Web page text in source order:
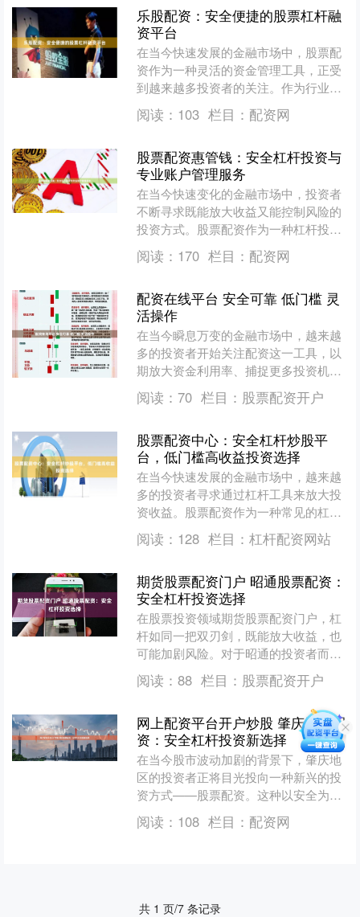
乐股配资：安全便捷的股票杠杆融
资平台
在当今快速发展的金融市场中，股票配
资作为一种灵活的资金管理工具，正受
到越来越多投资者的关注。作为行业内
的专业平台，乐股配资凭借其安全、便
捷的服务体系，致力于为投....
阅读： 103 栏目： 配资网
股票配资惠管钱：安全杠杆投资与
专业账户管理服务
在当今快速变化的金融市场中，投资者
不断寻求既能放大收益又能控制风险的
投资方式。股票配资作为一种杠杆投资
工具，近年来备受关注。而“惠管钱”平
台提供的安全杠杆投资与....
阅读： 170 栏目： 配资网
配资在线平台 安全可靠 低门槛 灵
活操作
在当今瞬息万变的金融市场中，越来越
多的投资者开始关注配资这一工具，以
期放大资金利用率、捕捉更多投资机
会。然而，面对市场上众多的配资在线
平台，如何选择一家安全可靠....
阅读： 70 栏目： 股票配资开户
股票配资中心：安全杠杆炒股平
台，低门槛高收益投资选择
在当今快速发展的金融市场中，越来越
多的投资者寻求通过杠杆工具来放大投
资收益。股票配资作为一种常见的杠杆
投资方式，为投资者提供了以较小本金
获取更大交易规模的机会。....
阅读： 128 栏目： 杠杆配资网站
期货股票配资门户 昭通股票配资：
安全杠杆投资选择
在股票投资领域期货股票配资门户，杠
杆如同一把双刃剑，既能放大收益，也
可能加剧风险。对于昭通的投资者而
言，如何在本地市场寻找安全可靠的股
票配资渠道，实现稳健的杠杆....
阅读： 88 栏目： 股票配资开户
网上配资平台开户炒股 肇庆股票配
资：安全杠杆投资新选择
在当今股市波动加剧的背景下，肇庆地
区的投资者正将目光投向一种新兴的投
资方式——股票配资。这种以安全为前
提的杠杆投资模式，逐渐成为本地投资
市场的新选择。 * **....
阅读： 108 栏目： 配资网
共 1 页/7 条记录